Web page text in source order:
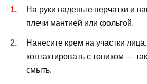
На руки наденьте перчатки и
плечи мантией или фольгой.
Нанесите крем на участки
контактировать с тоником —
смыть.